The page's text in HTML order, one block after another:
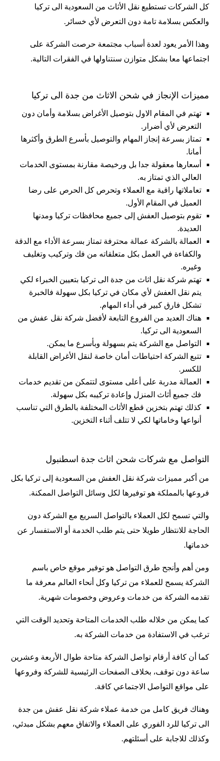
كل الشركات تستطيع نقل الأثاث من السعودية الى تركيا
والعكس بسلامة تامة دون التعرض لأي خسائر.
وهذا الأمر يعود لعدة أسباب مجتمعة حرصت الشركة على
اجتماعها معا بشكل متوازن سنتناولها في الفقرات التالية.
مميزات الإنجاز في شحن الاثاث من جدة الى تركيا
تهتم في المقام الاول بتوصيل الأغراض بسلامة وأمان دون
التعرض لأي أضرار.
تمتاز بسرعة إنجاز المهام والتوصيل بأسرع الطرق وأكثرها
أمانا.
أسعارها معقولة جدا بل ورخيصة مقارنة بمستوى الخدمات
العالي الذي تمتاز به.
تعاملاتها راقية مع العملاء وتحرص كل الحرص على رضا
العميل في المقام الأول.
تقوم بتوصيل العفش إلى جميع محافظات تركيا ومدنها
العديدة.
العمالة بالشركة عمالة محترفة تمتاز بسرعة الأداء مع الدقة
والكفاءة في العمل بكل متعلقاته من فك وتركيب وتغليف
وغيره.
تهتم شركة نقل اثاث من جدة الى تركيا بتعيين الخبراء لكي
يتم نقل العفش لأي مكان في تركيا بكل سهولة فالخبرة
تشكل فارق كبير في أداء المهام.
هناك العديد من الفروع التابعة لأفضل شركة نقل عفش من
السعودية الى تركيا.
التواصل مع الشركة يتم بسهولة وبأسرع ما يمكن.
تتبع الشركة احتياطات أمان خاصة لنقل الأغراض القابلة
للكسر.
العمالة مدربة على أعلى مستوى لتتمكن من تقديم خدمات
فك جميع أثاث المنزل وإعادة تركيبه بكل سهولة.
كذلك تهتم بتخزين قطع الأثاث المختلفة بالطرق التي تناسب
أنواعها وخاماتها لكي لا تتلف أثناء التخزين.
التواصل مع شركات شحن اثاث جدة اسطنبول
من أكبر مميزات شركة نقل العفش من السعودية إلى تركيا بكل
فروعها بالمملكة هو توفيرها لكل وسائل التواصل الممكنة.
والتي تسمح لكل العملاء بالتواصل السريع مع الشركة دون
الحاجة للانتظار طويلا حتى يتم طلب الخدمة أو الاستفسار عن
خدماتها.
ومن أهم وأنجح طرق التواصل هو توفير موقع خاص باسم
الشركة يسمح للعملاء من تركيا وكل أنحاء العالم معرفة ما
تقدمه الشركة من خدمات وعروض وخصومات شهرية.
كما يمكن من خلاله طلب الخدمات المتاحة وتحديد الوقت التي
ترغب في الاستفادة من خدمات الشركة به.
كما أن كافة أرقام تواصل الشركة متاحة طوال الأربعة وعشرين
ساعة دون توقف، بخلاف الصفحات الرئيسية للشركة وفروعها
على مواقع التواصل الاجتماعي كافة.
وهناك فريق كامل من خدمة عملاء شركة نقل عفش من جدة
الى تركيا للرد الفوري على العملاء والاتفاق معهم بشكل مبدئي،
وكذلك للاجابة على أسئلتهم.